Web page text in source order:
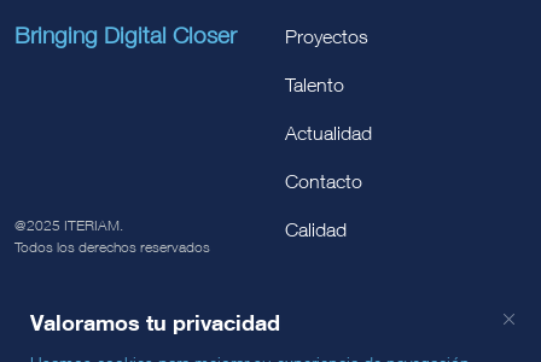
Valoramos tu privacidad
Bringing Digital Closer
@2025 ITERIAM.
Todos los derechos reservados
Proyectos
Talento
Actualidad
Contacto
Calidad
Servicios